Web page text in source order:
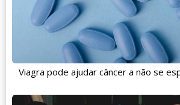
Viagra pode ajudar câncer a não se